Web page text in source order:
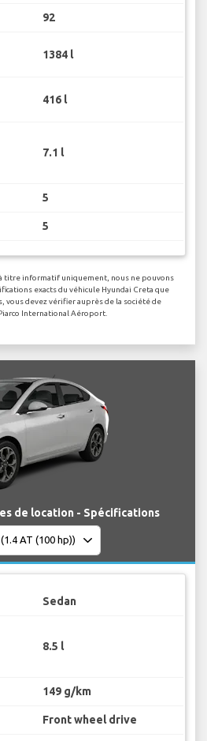
92
1384 l
416 l
7.1 l
5
5
titre informatif uniquement, nous ne pouvons
exacts du véhicule Hyundai Creta que
vous devez vérifier auprès de la société de
International Aéroport.
de location - Spécifications
Sedan
8.5 l
149 g/km
Front wheel drive